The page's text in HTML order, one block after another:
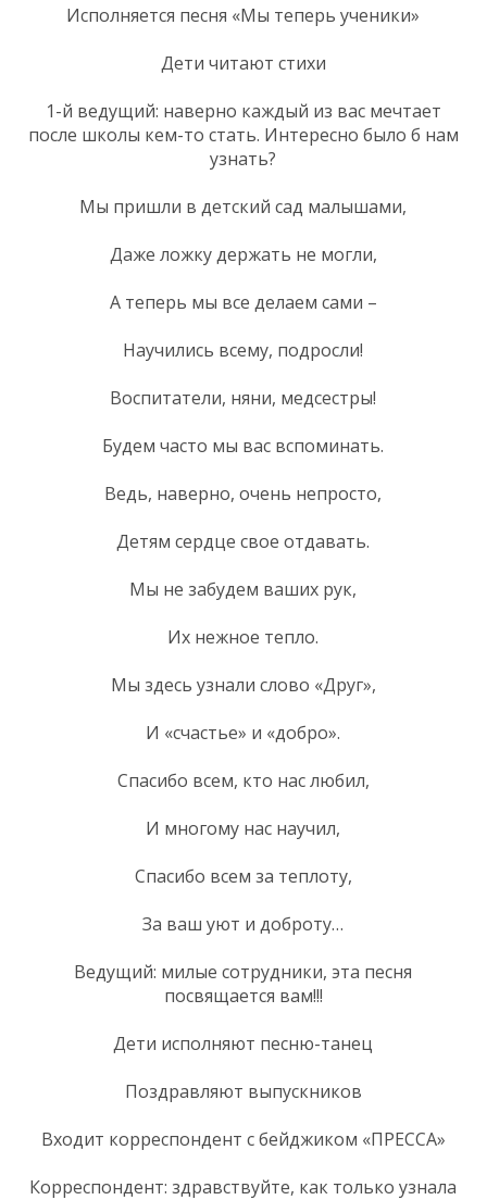
Исполняется песня «Мы теперь ученики»
Дети читают стихи
1-й ведущий: наверно каждый из вас мечтает
после школы кем-то стать. Интересно было б нам
узнать?
Мы пришли в детский сад малышами,
Даже ложку держать не могли,
А теперь мы все делаем сами –
Научились всему, подросли!
Воспитатели, няни, медсестры!
Будем часто мы вас вспоминать.
Ведь, наверно, очень непросто,
Детям сердце свое отдавать.
Мы не забудем ваших рук,
Их нежное тепло.
Мы здесь узнали слово «Друг»,
И «счастье» и «добро».
Спасибо всем, кто нас любил,
И многому нас научил,
Спасибо всем за теплоту,
За ваш уют и доброту…
Ведущий: милые сотрудники, эта песня
посвящается вам!!!
Дети исполняют песню-танец
Поздравляют выпускников
Входит корреспондент с бейджиком «ПРЕССА»
Корреспондент: здравствуйте, как только узнала